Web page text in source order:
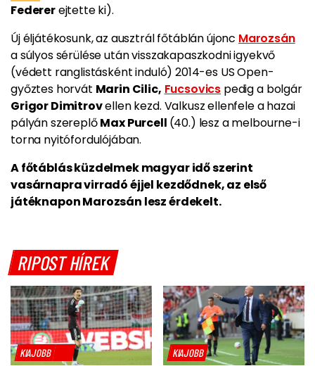
Federerejtette ki).
Új éljátékosunk, az ausztrál főtáblán újonc Marozsán
a súlyos sérülése után visszakapaszkodni igyekvő
(védett ranglistásként induló) 2014-es US Open-
győztes horvát Marin Cilic, Fucsovics pedig a bolgár
Grigor Dimitrovellen kezd. Valkusz ellenfele a hazai
pályán szereplőMax Purcell (40.) lesz a melbourne-i
torna nyitófordulójában.
A főtáblás küzdelmek magyar idő szerint
vasárnapra virradó éjjel kezdődnek, az első
játéknapon Marozsán lesz érdekelt.
RIPOST HÍREK
KIAJOBB KIAJOBB